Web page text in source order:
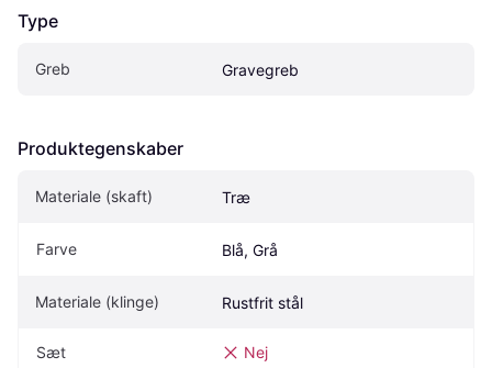
Type
Greb Gravegreb
Produktegenskaber
Materiale (skaft) Træ
Farve Blå, Grå
Materiale (klinge) Rustfrit stål
Sæt Nej